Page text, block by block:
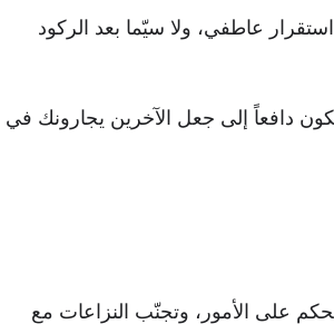
عاطفي، ولا سيّما بعد الركود
دافعاً إلى جعل الآخرين يجارونك في
على الأمور، وتجنّب النزاعات مع